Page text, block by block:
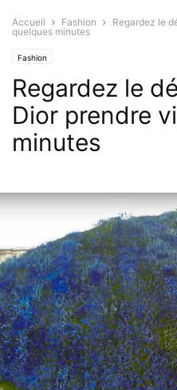
Accueil Fashion
Regardez le
quelques minutes
Fashion
Regardez le
Dior prendre
minutes